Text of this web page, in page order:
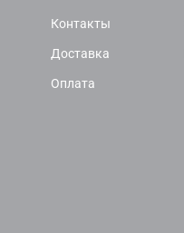
Контакты
Доставка
Оплата